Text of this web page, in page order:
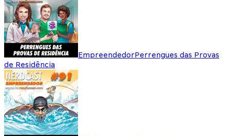
EmpreendedorPerrengues das Provas
de Residência